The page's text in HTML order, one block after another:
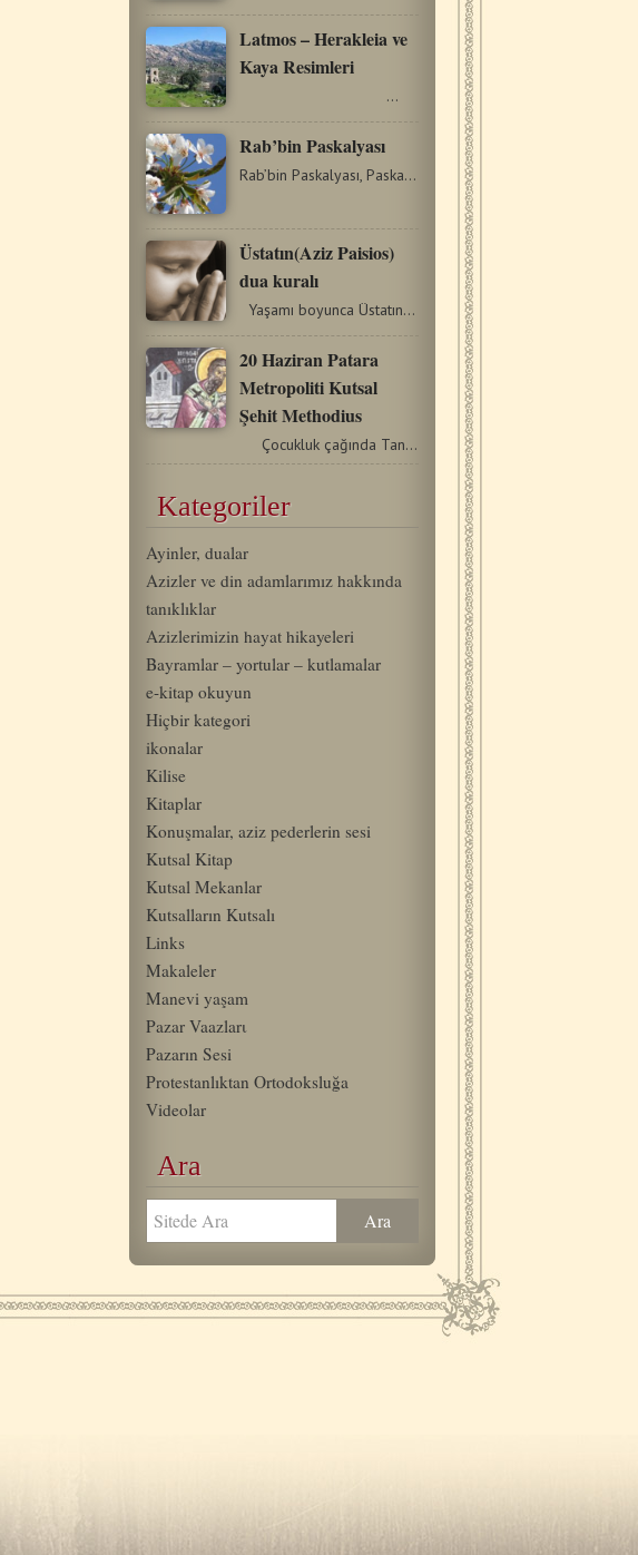
Latmos – Herakleia ve
Kaya Resimleri
…
Rab’bin Paskalyası
Rab’bin Paskalyası, Paskalya, ve tekrar Paskalya diyeceğim,…
Üstatın(Aziz Paisios)
dua kuralı
Yaşamı boyunca Üstatın esas mücadelesi dua etmeyi…
20 Haziran Patara
Metropoliti Kutsal
Şehit Methodius
Çocukluk çağında Tanrı’ya adanan Aziz Methoduis,…
Kategoriler
Ayinler, dualar
Azizler ve din adamlarımız hakkında
tanıklıklar
Azizlerimizin hayat hikayeleri
Bayramlar – yortular – kutlamalar
e-kitap okuyun
Hiçbir kategori
ikonalar
Kilise
Kitaplar
Konuşmalar, aziz pederlerin sesi
Kutsal Kitap
Kutsal Mekanlar
Kutsalların Kutsalı
Links
Makaleler
Manevi yaşam
Pazar Vaazlarι
Pazarın Sesi
Protestanlıktan Ortodoksluğa
Videolar
Ara